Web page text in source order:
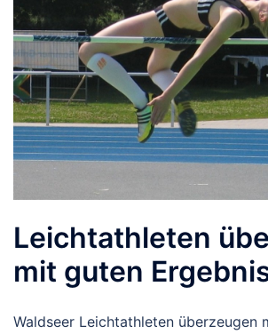
Leichtathleten
mit guten
Waldseer Leichtathleten überzeugen